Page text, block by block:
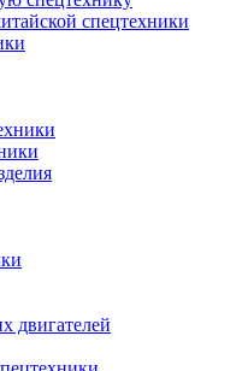
спецтехники
двигателей